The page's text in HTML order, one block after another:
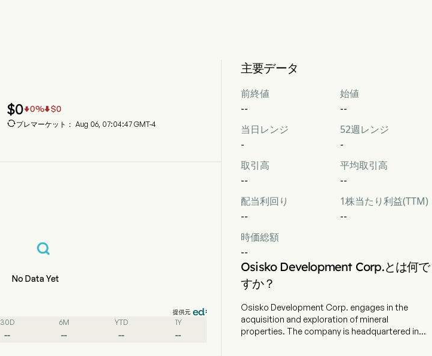
$00% $0
プレマーケット： Aug 06, 07:04:47 GMT-4
No Data Yet
提供元
30D
--
6M
--
YTD
--
1Y
--
主要データ
前終値
--
始値
--
当日レンジ
-
52週レンジ
-
取引高
--
平均取引高
--
配当利回り
--
1株当たり利益(TTM)
--
時価総額
--
Osisko Development Corp.とは何で
すか？
Osisko Development Corp. engages in the
acquisition and exploration of mineral
properties. The company is headquartered in